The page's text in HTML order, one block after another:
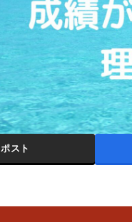
ポスト